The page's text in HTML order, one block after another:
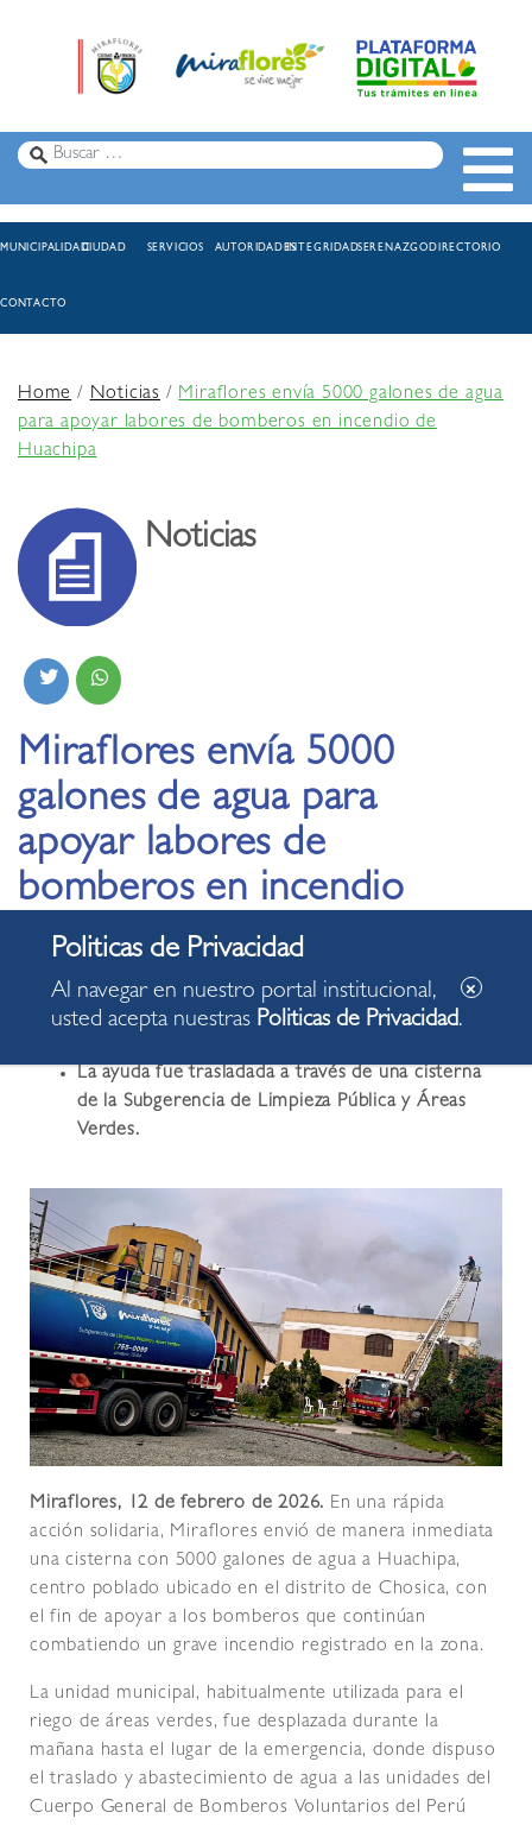
MUNICIPALIDADCIUDAD SERVICIOS AUTORIDADESINTEGRIDADSERENAZGODIRECTORIO
CONTACTO
Home/Noticias /Miraflores envía 5000 galones de agua
para apoyar labores de bomberos en incendio de
Huachipa
Noticias
Miraflores envía 5000
galones de agua para
apoyar labores de
bomberos en incendio
de Huachipa
12.02.2026
La ayuda fue trasladada a través de una cisterna
de la Subgerencia de Limpieza Pública y Áreas
Verdes.
Miraflores, 12 de febrero de 2026. En una rápida
acción solidaria, Miraflores envió de manera inmediata
una cisterna con 5000 galones de agua a Huachipa,
centro poblado ubicado en el distrito de Chosica, con
el fin de apoyar a los bomberos que continúan
combatiendo un grave incendio registrado en la zona.
La unidad municipal, habitualmente utilizada para el
riego de áreas verdes, fue desplazada durante la
mañana hasta el lugar de la emergencia, donde dispuso
el traslado y abastecimiento de agua a las unidades del
Cuerpo General de Bomberos Voluntarios del Perú
Al navegar en nuestro portal institucional,
usted acepta nuestras Politicas de Privacidad.